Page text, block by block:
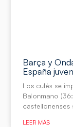
Barça y
España
Los culés se
Balonmano
castellonenses
LEER MÁS